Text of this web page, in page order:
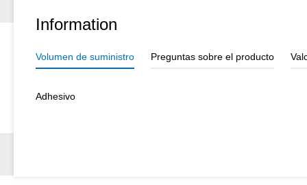
Information
Volumen de suministro Preguntas sobre el producto
Adhesivo